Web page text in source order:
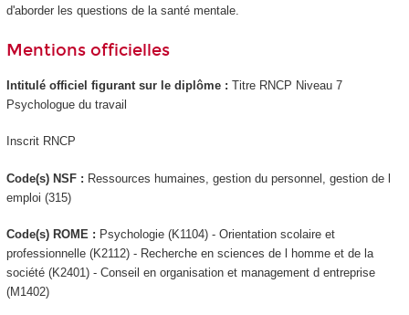
d'aborder les questions de la santé mentale.
Mentions officielles
Intitulé officiel figurant sur le diplôme : Titre RNCP Niveau 7
Psychologue du travail
Inscrit RNCP
Code(s) NSF : Ressources humaines, gestion du personnel, gestion de l
emploi (315)
Code(s) ROME : Psychologie (K1104) - Orientation scolaire et
professionnelle (K2112) - Recherche en sciences de l homme et de la
société (K2401) - Conseil en organisation et management d entreprise
(M1402)